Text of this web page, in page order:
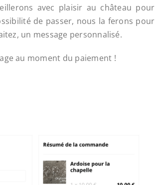
avec plaisir au château pour
de passer, nous la ferons pour
un message personnalisé.
au moment du paiement !